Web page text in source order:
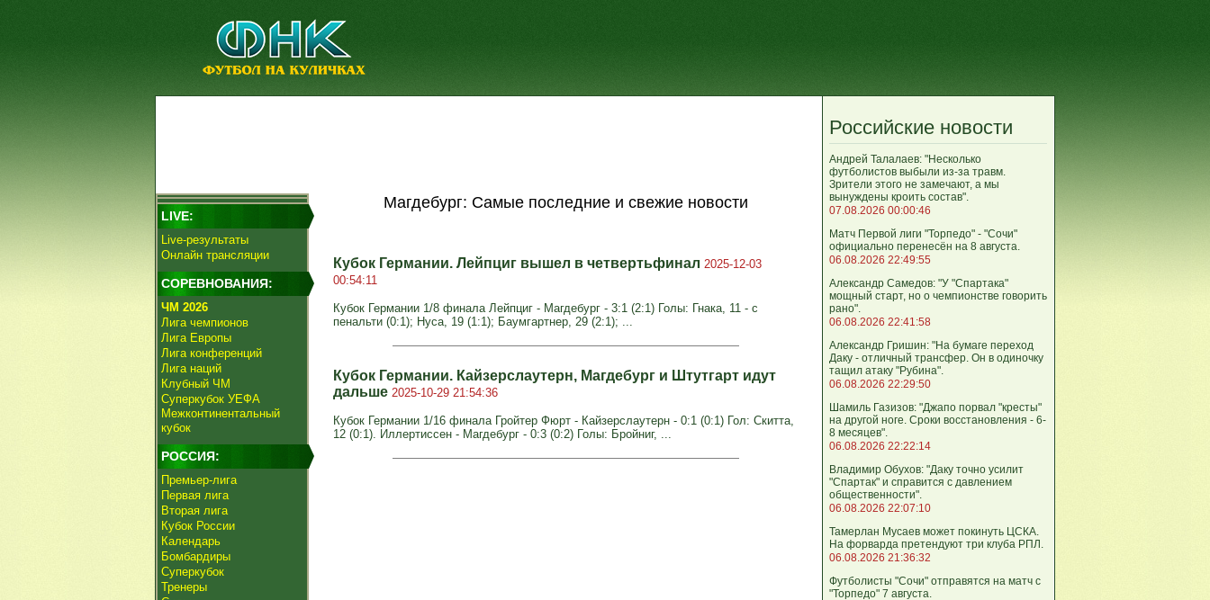
LIVE:
Live-результаты
Онлайн трансляции
СОРЕВНОВАНИЯ:
ЧМ 2026
Лига чемпионов
Лига Европы
Лига конференций
Лига наций
Клубный ЧМ
Суперкубок УЕФА
Межконтинентальный
кубок
РОССИЯ:
Премьер-лига
Первая лига
Вторая лига
Кубок России
Календарь
Бомбардиры
Суперкубок
Тренеры
Магдебург: Самые последние и свежие новости
Кубок Германии. Лейпциг вышел в четвертьфинал 2025-12-03
00:54:11
Кубок Германии 1/8 финала Лейпциг - Магдебург - 3:1 (2:1) Голы: Гнака, 11 - с
пенальти (0:1); Нуса, 19 (1:1); Баумгартнер, 29 (2:1); ...
Кубок Германии. Кайзерслаутерн, Магдебург и Штутгарт идут
дальше 2025-10-29 21:54:36
Кубок Германии 1/16 финала Гройтер Фюрт - Кайзерслаутерн - 0:1 (0:1) Гол: Скитта,
12 (0:1). Иллертиссен - Магдебург - 0:3 (0:2) Голы: Бройниг, ...
Российские новости
Андрей Талалаев: "Несколько
футболистов выбыли из-за травм.
Зрители этого не замечают, а мы
вынуждены кроить состав".
07.08.2026 00:00:46
Матч Первой лиги "Торпедо" - "Сочи"
официально перенесён на 8 августа.
06.08.2026 22:49:55
Александр Самедов: "У "Спартака"
мощный старт, но о чемпионстве говорить
рано".
06.08.2026 22:41:58
Александр Гришин: "На бумаге переход
Даку - отличный трансфер. Он в одиночку
тащил атаку "Рубина".
06.08.2026 22:29:50
Шамиль Газизов: "Джапо порвал "кресты"
на другой ноге. Сроки восстановления - 6-
8 месяцев".
06.08.2026 22:22:14
Владимир Обухов: "Даку точно усилит
"Спартак" и справится с давлением
общественности".
06.08.2026 22:07:10
Тамерлан Мусаев может покинуть ЦСКА.
На форварда претендуют три клуба РПЛ.
06.08.2026 21:36:32
Футболисты "Сочи" отправятся на матч с
"Торпедо" 7 августа.